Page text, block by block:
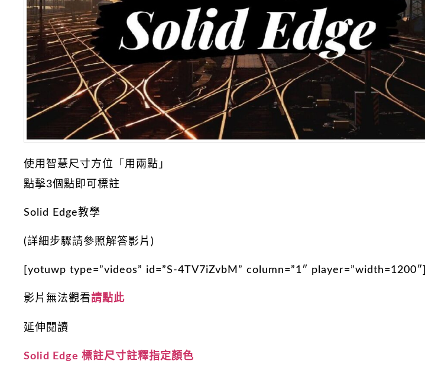
使用智慧尺寸方位「用兩點」
點擊3個點即可標註
Solid Edge教學
(詳細步驟請參照解答影片)
[yotuwp type=”videos” id=”S-4TV7iZvbM” column=”1″ player=”width=1200″]
影片無法觀看請點此
延伸閱讀
Solid Edge 標註尺寸註釋指定顏色